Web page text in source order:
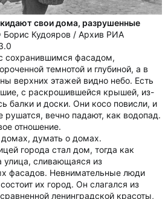
свои дома, разрушенные
Борис Кудояров / Архив РИА
сохранившимся фасадом,
темнотой и глубиной, а в
верхних этажей видно небо. Есть
с раскрошившейся крышей, из-
балки и доски. Они косо повисли, и
вечно падают, как водопад.
отношение.
думать о домах.
города стал дом, тогда как
сливающаяся из
фасадов. Невнимательные люди
их город. Он слагался из
ленинградской красоты,